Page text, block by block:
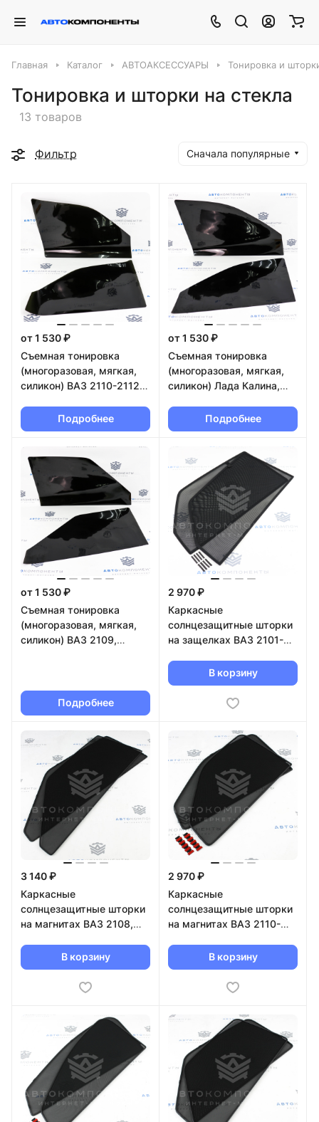
Главная Каталог АВТОАКСЕССУАРЫ Тонировка и
Тонировка и шторки на стекла
13 товаров
Фильтр Сначала популярные
от 1 530 ₽
Съемная тонировка
(многоразовая, мягкая,
силикон) ВАЗ 2110-2112,
Подробнее
от 1 530 ₽
Съемная тонировка
(многоразовая, мягкая,
силикон) Лада Калина,
FL
Подробнее
от 1 530 ₽
Съемная тонировка
(многоразовая, мягкая,
силикон) ВАЗ 2109,
Подробнее
2 970 ₽
Каркасные
солнцезащитные шторки
на защелках ВАЗ 2101-
В корзину
3 140 ₽
Каркасные
солнцезащитные шторки
на магнитах ВАЗ 2108,
В корзину
2 970 ₽
Каркасные
солнцезащитные шторки
на магнитах ВАЗ 2110-
В корзину